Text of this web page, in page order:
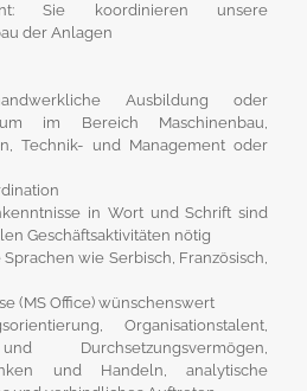
Sie koordinieren unsere
der Anlagen
Ausbildung oder
im Bereich Maschinenbau,
Technik- und Management oder
in Wort und Schrift sind
Geschäftsaktivitäten nötig
wie Serbisch, Französisch,
(MS Office) wünschenswert
Organisationstalent,
Durchsetzungsvermögen,
und Handeln, analytische